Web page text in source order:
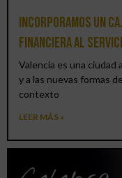
Incorporamos un
financiera al
Valencia es una ciudad
y a las nuevas formas
contexto
LEER MÁS »